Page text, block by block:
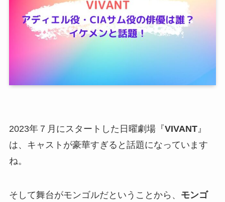
2023年７月にスタートした日曜劇場『VIVANT』
は、キャストが豪華すぎると話題になっています
ね。
そして舞台がモンゴルだということから、 モンゴ